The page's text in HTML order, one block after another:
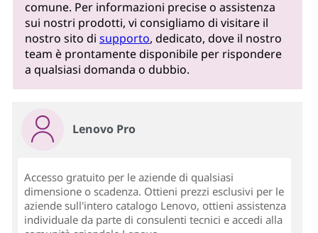
comune. Per informazioni precise o assistenza
sui nostri prodotti, vi consigliamo di visitare il
nostro sito disupporto, dedicato, dove il nostro
team è prontamente disponibile per rispondere
a qualsiasi domanda o dubbio.
Lenovo Pro
Accesso gratuito per le aziende di qualsiasi
dimensione o scadenza. Ottieni prezzi esclusivi per le
aziende sull'intero catalogo Lenovo, ottieni assistenza
individuale da parte di consulenti tecnici e accedi alla